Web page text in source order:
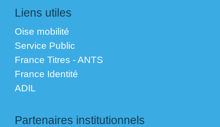
Liens utiles
Oise mobilité
Service Public
France Titres - ANTS
France Identité
ADIL
Partenaires institutionnels